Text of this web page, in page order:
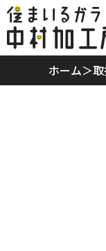
ホーム
ホーム＞